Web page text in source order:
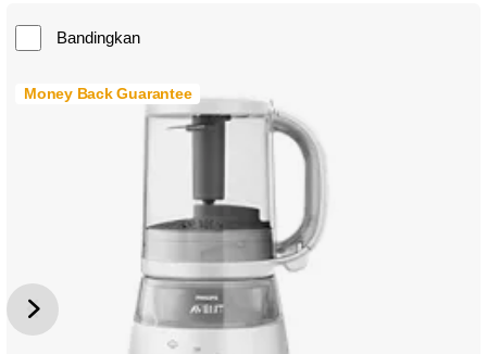
Bandingkan
Money Back Guarantee